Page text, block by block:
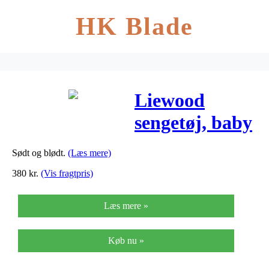
HK Blade
Liewood
sengetøj, baby
Sødt og blødt. (Læs mere)
380 kr. (Vis fragtpris)
Læs mere »
Køb nu »